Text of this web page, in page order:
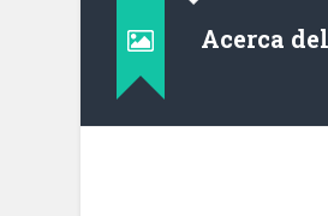
Acerca